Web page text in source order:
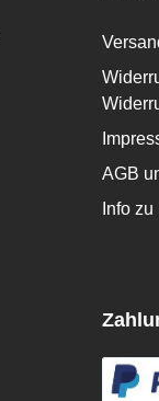
AGB
Info